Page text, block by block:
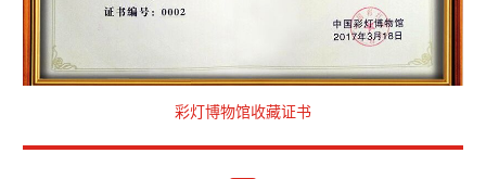
彩灯博物馆收藏证书